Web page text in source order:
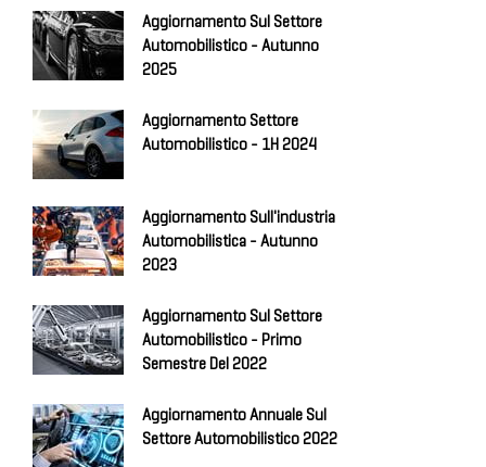
Aggiornamento Sul Settore
Automobilistico - Autunno
2025
Aggiornamento Settore
Automobilistico - 1H 2024
Aggiornamento Sull'industria
Automobilistica - Autunno
2023
Aggiornamento Sul Settore
Automobilistico - Primo
Semestre Del 2022
Aggiornamento Annuale Sul
Settore Automobilistico 2022